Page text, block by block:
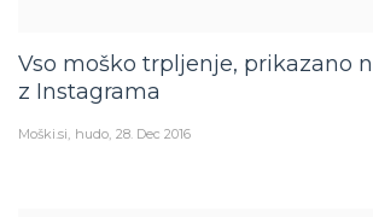
Vso moško trpljenje, prikazano
z Instagrama
Moški.si hudo 28. Dec 2016